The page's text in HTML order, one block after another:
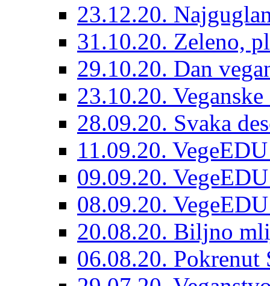
23.12.20.
31.10.20. Zeleno,
29.10.20. Dan
23.10.20.
28.09.20. Svaka
11.09.20.
09.09.20.
08.09.20.
20.08.20. Biljno
06.08.20. Pokrenut